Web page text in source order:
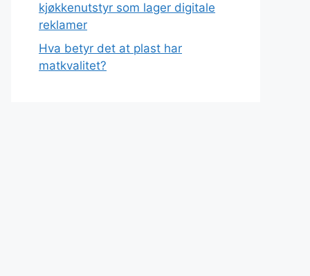
kjøkkenutstyr som lager digitale
reklamer
Hva betyr det at plast har
matkvalitet?